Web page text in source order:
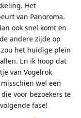
Het
van Panoroma.
ook snel komt en
andere zijde op
het huidige plein
En ik hoop dat
van Vogelrok
wel een
voor bezoekers te
fase!